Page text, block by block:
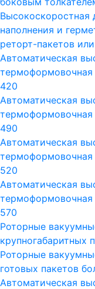
Высокоскоростная
наполнения и
реторт-пакетов
Автоматическая
термоформовочная
420
Автоматическая
термоформовочная
490
Автоматическая
термоформовочная
520
Автоматическая
термоформовочная
570
Роторные
крупногабаритных
Роторные
готовых пакетов
Автоматическая